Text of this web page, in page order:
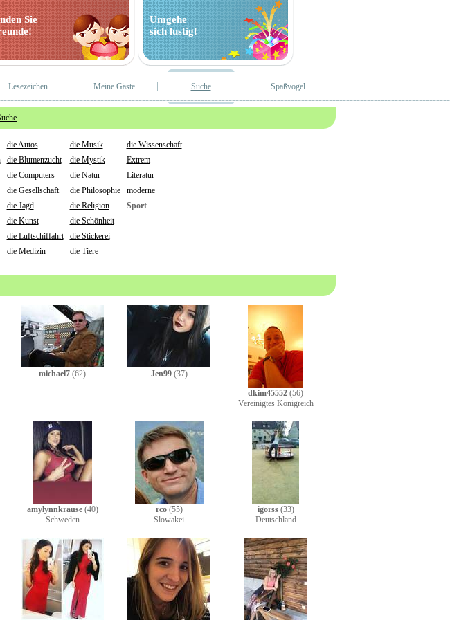
Sie
Umgehe
sich lustig!
Lesezeichen Meine Gäste Suche Spaßvogel
die Autos
die Blumenzucht
die Computers
die Gesellschaft
die Jagd
die Kunst
die Luftschiffahrt
die Medizin
die Musik
die Mystik
die Natur
die Philosophie
die Religion
die Schönheit
die Stickerei
die Tiere
die Wissenschaft
Extrem
Literatur
moderne
Sport
michael7 (62) Jen99(37)
dkim45552 (56)
Vereinigtes Königreich
amylynnkrause(40)
Schweden
rco(55)
Slowakei
igorss(33)
Deutschland